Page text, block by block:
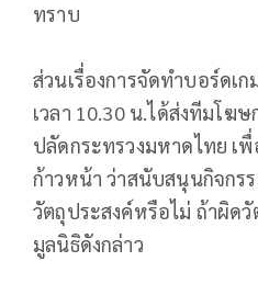
ทราบ
ส่วนเรื่องการจัดทำบอร์ดเ
เวลา 10.30 น.ได้ส่งทีมโฆ
ปลัดกระทรวงมหาดไทย เ
ก้าวหน้า ว่าสนับสนุนกิจกร
วัตถุประสงค์หรือไม่ ถ้าผิด
มูลนิธิดังกล่าว